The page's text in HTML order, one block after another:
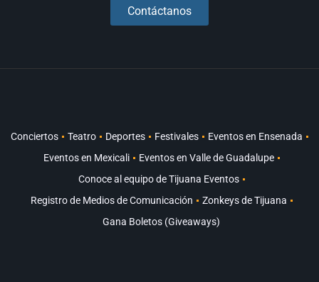
Contáctanos
Conciertos Teatro Deportes Festivales
Eventos en Ensenada
Eventos en Mexicali
Eventos en Valle de Guadalupe
Conoce al equipo de Tijuana Eventos
Registro de Medios de Comunicación
Zonkeys de Tijuana
Gana Boletos (Giveaways)